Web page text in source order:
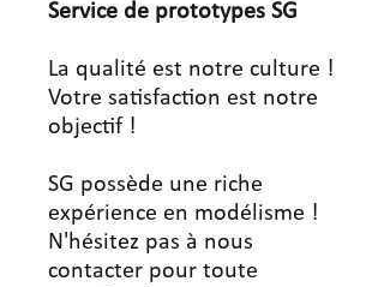
Service de prototypes SG
La qualité est notre culture !
Votre satisfaction est notre
objectif !
SG possède une riche
expérience en modélisme !
N'hésitez pas à nous
contacter pour toute